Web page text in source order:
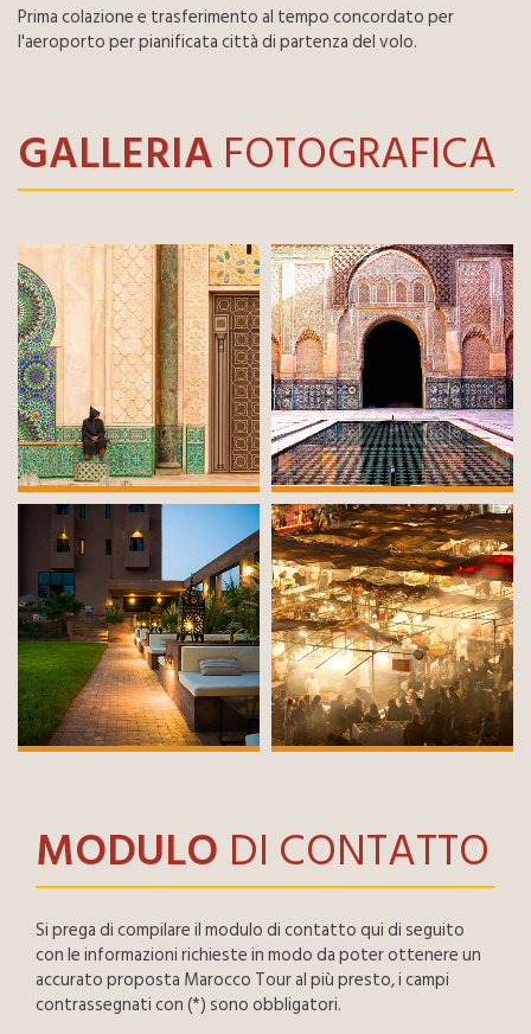
Prima colazione e trasferimento al tempo concordato per
l'aeroporto per pianificata città di partenza del volo.
GALLERIA FOTOGRAFICA
MODULO DI CONTATTO
Si prega di compilare il modulo di contatto qui di seguito
con le informazioni richieste in modo da poter ottenere un
accurato proposta Marocco Tour al più presto, i campi
contrassegnati con (*) sono obbligatori.